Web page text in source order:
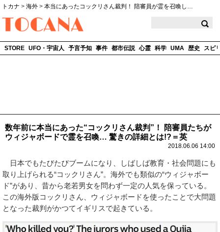
トカナ > 海外 > 本当にあったコックリさん裁判！ 陪審員が霊を召喚し…
STORE UFO・宇宙人 予言予知 事件 都市伝説 心霊 科学 UMA 歴史 スピ
数年前に本当にあった“コックリさん裁判”！ 陪審員たちが
ウィジャボードで霊を召喚… 驚きの詳細とは!?＝英
2018.06.06 14:00
日本でもたびたびブームになり、しばしば教育・社会問題にも
取り上げられる“コックリさん”。海外でも類似の“ウィジャボー
ド”があり、昔から老若男女を問わず一定の人気を保っている。
この海外版コックリさん、ウィジャボードを使ったことで大問題
となった裁判がかつてイギリスで起きている。